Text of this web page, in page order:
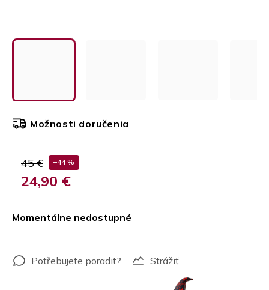
45 € –44 %
24,90 €
Momentálne nedostupné
Možnosti doručenia
Strážiť